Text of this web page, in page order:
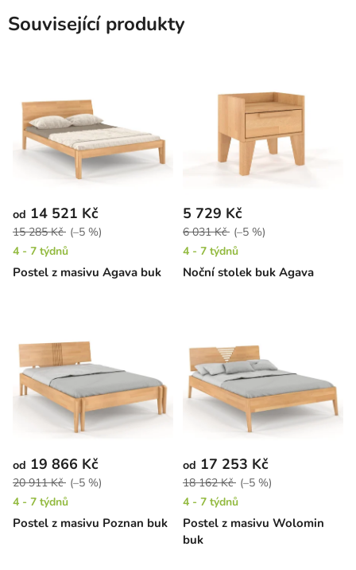
Související produkty
Postel z masivu Agava buk
od 14 521 Kč
15 285 Kč (–5 %)
4 - 7 týdnů
Noční stolek buk Agava
5 729 Kč
6 031 Kč (–5 %)
4 - 7 týdnů
Postel z masivu Poznan buk
od 19 866 Kč
20 911 Kč (–5 %)
4 - 7 týdnů
Postel z masivu Wolomin
buk
od 17 253 Kč
18 162 Kč (–5 %)
4 - 7 týdnů